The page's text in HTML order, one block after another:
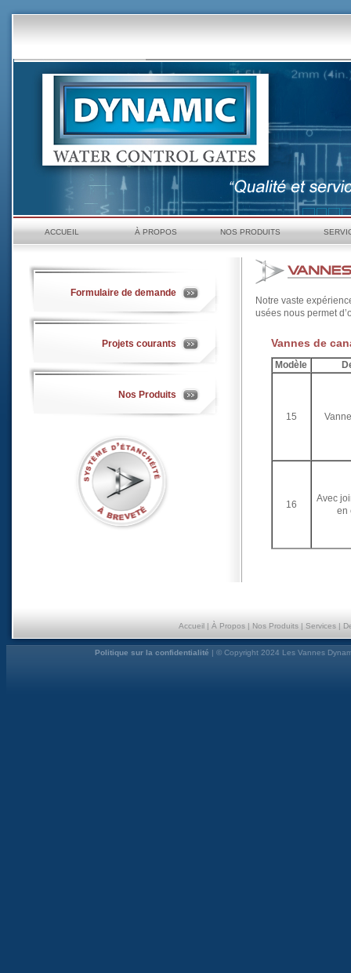
ACCUEIL À PROPOS NOS PRODUITS
Formulaire de demande
Projets courants
Nos Produits
Notre vaste
usées nous permet
Vannes de
Modèle
15
16
Avec
en
Accueil |À Propos |Nos Produits |Services |
Politique sur la confidentialité | © Copyright 2024 Les Vannes